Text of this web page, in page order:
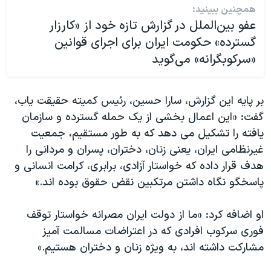
همچنین ببینید:
عفو بین‌الملل در گزارش تازه خود از «کارزار
گسترده‌» حکومت ایران برای اجرای قوانین
«سرکوبگرانه» می‌گوید
بر پایه این گزارش، سارا حسین، رئیس کمیته حقیقت یاب،
گفت: «این اعمال بخشی از یک حمله گسترده و سازمان
یافته را تشکیل می دهد که به طور مستقیم، جمعیت
غیرنظامی ایران، یعنی زنان، دختران، پسران و مردانی را
هدف قرار داده که خواستار آزادی، برابری، کرامت انسانی و
پاسخگو نگاه داشتن مرتکبین نقض حقوق بوده اند.»
او اضافه کرد: «ما از دولت ایران مصرانه خواستار توقف
فوری سرکوب افرادی که در اعتراضات مسالمت آمیز
مشارکت داشته اند، به ویژه زنان و دختران هستیم.»